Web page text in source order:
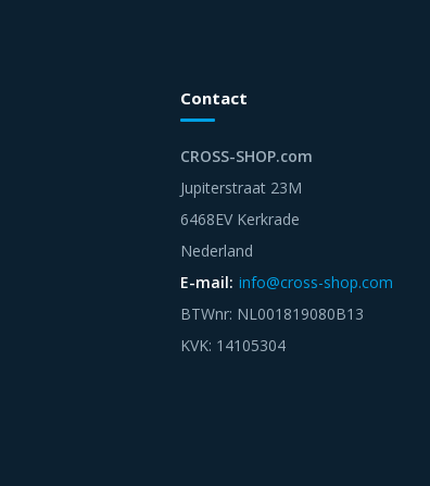
Contact
CROSS-SHOP.com
Jupiterstraat 23M
6468EV Kerkrade
Nederland
E-mail: info@cross-shop.com
BTWnr: NL001819080B13
KVK: 14105304